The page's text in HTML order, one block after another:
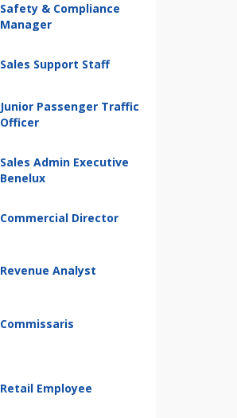
Safety & Compliance
Manager
Sales Support Staff
Junior Passenger Traffic
Officer
Sales Admin Executive
Benelux
Commercial Director
Revenue Analyst
Commissaris
Retail Employee